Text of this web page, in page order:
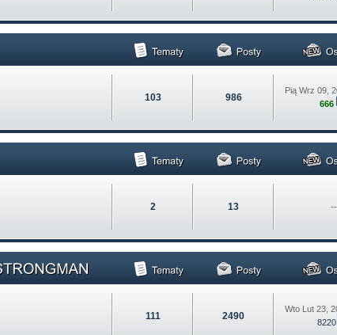
103 986
Pią Wrz 09,
666
2 13 --
111 2490
Wto Lut 23,
8220